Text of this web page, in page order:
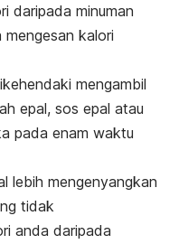
daripada minuman
kalori
mengambil
epal, sos epal atau
pada enam waktu
lebih mengenyangkan
tidak
anda daripada